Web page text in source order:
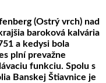
(Ostrý vrch) nad
baroková kalvária
a kedysi bola
plní prevažne
funkciu. Spolu s
Banskej Štiavnice je